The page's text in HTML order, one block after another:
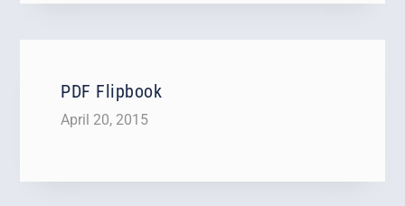
PDF Flipbook
April 20, 2015